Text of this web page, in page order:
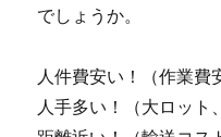
でしょうか。
人件費安い！（作業費
人手多い！（大ロット